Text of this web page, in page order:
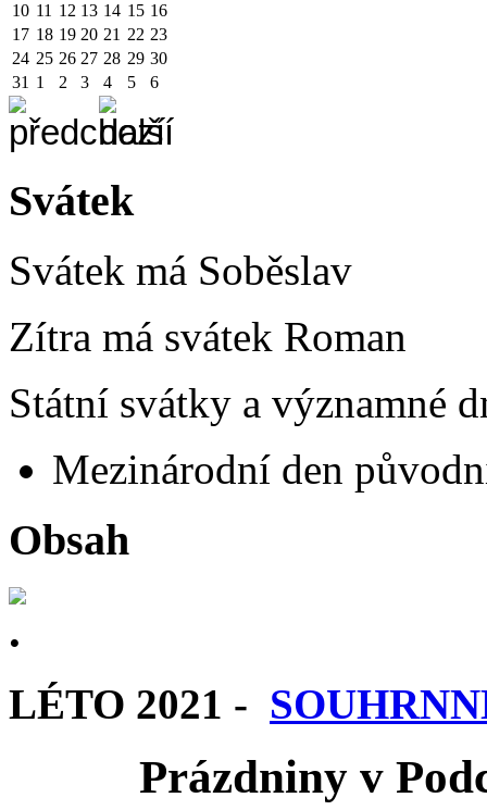
10 11 12 13 14 15 16
17 18 19 20 21 22 23
24 25 26 27 28 29 30
31 1 2 3 4 5 6
Svátek
Svátek má Soběslav
Zítra má svátek Roman
Státní svátky a významné
Mezinárodní den
Obsah
LÉTO 2021 -
Prázdniny v